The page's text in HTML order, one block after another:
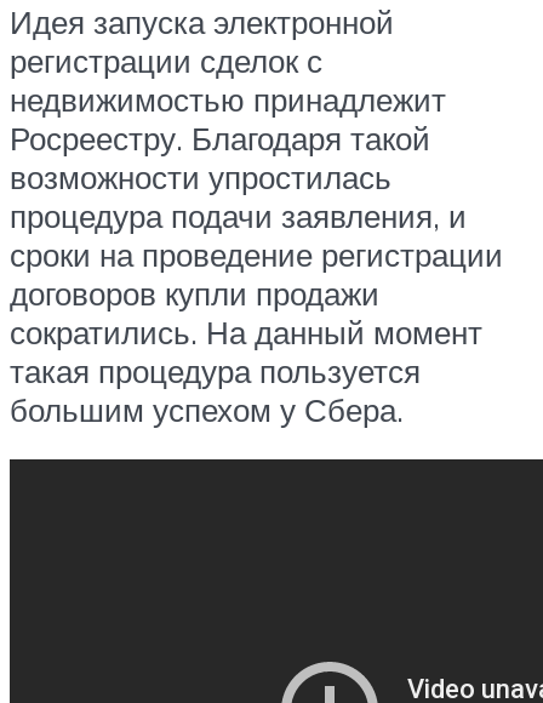
Идея запуска электронной
регистрации сделок с
недвижимостью принадлежит
Росреестру. Благодаря такой
возможности упростилась
процедура подачи заявления, и
сроки на проведение регистрации
договоров купли продажи
сократились. На данный момент
такая процедура пользуется
большим успехом у Сбера.